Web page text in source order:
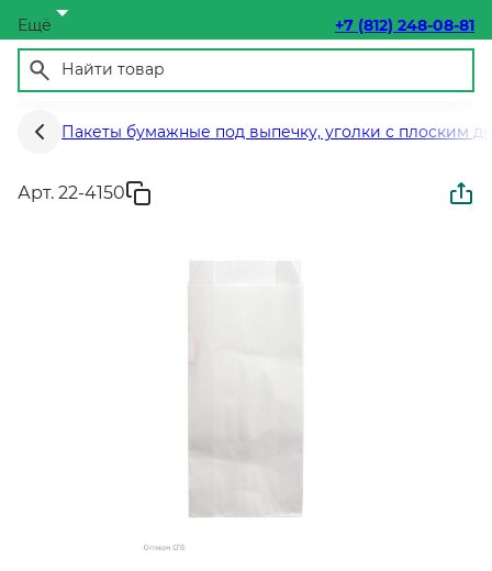
Ещё +7 (812) 248-08-81
Пакеты бумажные под выпечку, уголки с плоским
Арт. 22-4150